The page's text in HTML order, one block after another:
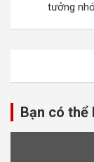
tưởng
Bạn có thể